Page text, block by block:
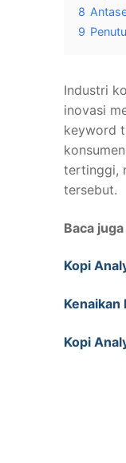
8
9
Industri
inovasi
keyword
tertinggi,
tersebut.
Baca juga
Kopi
Kenaikan
Kopi